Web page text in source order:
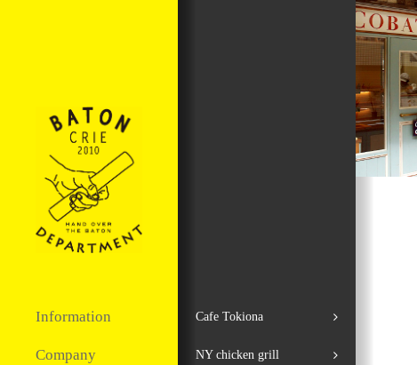
Information
Company
Cafe Tokiona
NY chicken grill